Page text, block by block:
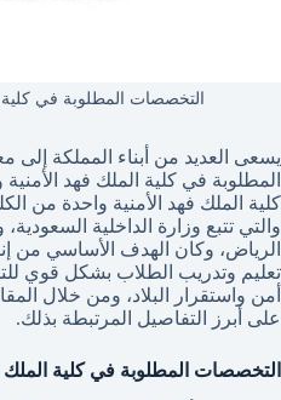
التخصصات المطلوبة في كلية
يسعى العديد من أبناء المملكة
المطلوبة في كلية الملك فهد الأمنية
كلية الملك فهد الأمنية واحدة من
والتي تتبع وزارة الداخلية
الرياض، وكان الهدف الأساسي من
تعليم وتدريب الطلاب بشكل قوي
أمن واستقرار البلاد، ومن خلال
على أبرز التفاصيل المرتبطة بذلك.
التخصصات المطلوبة في كلية الملك